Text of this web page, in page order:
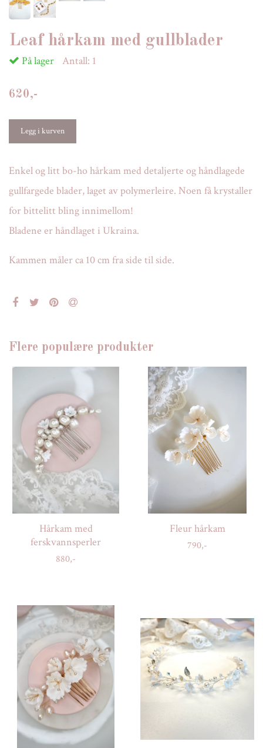
Leaf hårkam med gullblader
På lager Antall: 1
620,-
Enkel og litt bo-ho hårkam med detaljerte og håndlagede
gullfargede blader, laget av polymerleire. Noen få krystaller
for bittelitt bling innimellom!
Bladene er håndlaget i Ukraina.
Kammen måler ca 10 cm fra side til side.
Flere populære produkter
Hårkam med
ferskvannsperler
880,-
Fleur hårkam
790,-